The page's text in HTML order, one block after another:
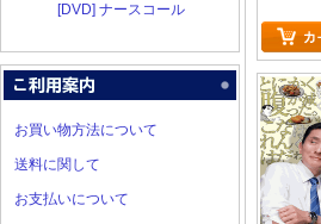
[DVD] ナースコール
お買い物方法について
送料に関して
お支払いについて